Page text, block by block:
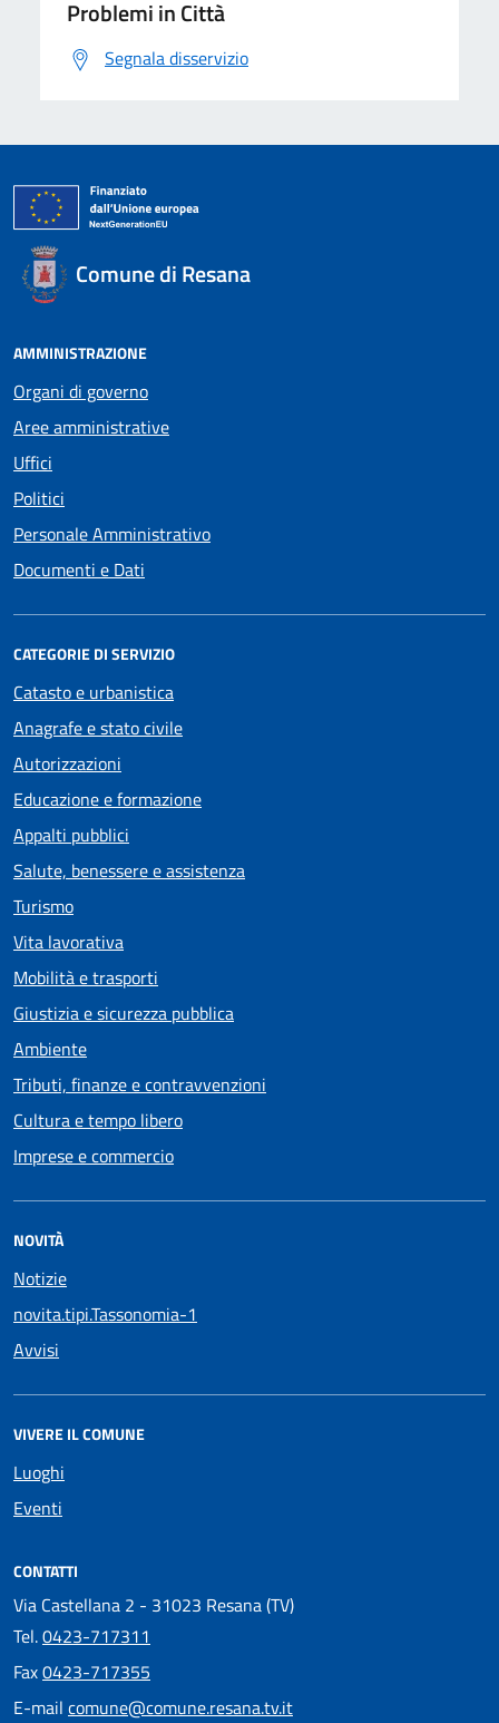
Problemi in Città
Segnala disservizio
Comune di Resana
AMMINISTRAZIONE
Organi di governo
Aree amministrative
Uffici
Politici
Personale Amministrativo
Documenti e Dati
CATEGORIE DI SERVIZIO
Catasto e urbanistica
Anagrafe e stato civile
Autorizzazioni
Educazione e formazione
Appalti pubblici
Salute, benessere e assistenza
Turismo
Vita lavorativa
Mobilità e trasporti
Giustizia e sicurezza pubblica
Ambiente
Tributi, finanze e contravvenzioni
Cultura e tempo libero
Imprese e commercio
NOVITÀ
Notizie
novita.tipi.Tassonomia-1
Avvisi
VIVERE IL COMUNE
Luoghi
Eventi
CONTATTI
Via Castellana 2 - 31023 Resana (TV)
Tel.0423-717311
Fax0423-717355
E-mail comune@comune.resana.tv.it